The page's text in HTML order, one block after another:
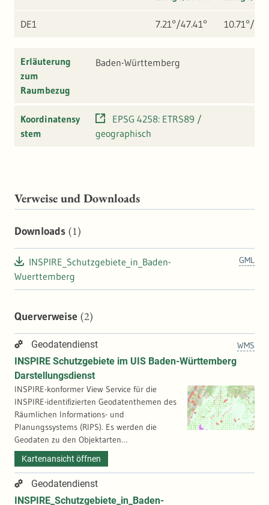
DE1 7.21°/47.41° 10.71°/
Erläuterung
zum
Raumbezug
Baden-Württemberg
Koordinatensy
stem
EPSG 4258: ETRS89 /
geographisch
Verweise und Downloads
Downloads (1)
GML
INSPIRE_Schutzgebiete_in_Baden-
Wuerttemberg
Querverweise (2)
WMS
Geodatendienst
INSPIRE Schutzgebiete im UIS Baden-Württemberg
Darstellungsdienst
INSPIRE-konformer View Service für die
INSPIRE-identifizierten Geodatenthemen des
Räumlichen Informations- und
Planungssystems (RIPS). Es werden die
Geodaten zu den Objektarten
Biosphärengebiet, Biosphärengebiet Zone,
Landschaftsschutzgebiet, Nationalpark,
Naturdenkmal flächenhaft, Naturpark,
Naturschutzgebiet, FFH-Gebiet und
Vogelschutzgebiet angezeigt. | Prüfung:
Kartenansicht öffnen
Geodatendienst
INSPIRE_Schutzgebiete_in_Baden-